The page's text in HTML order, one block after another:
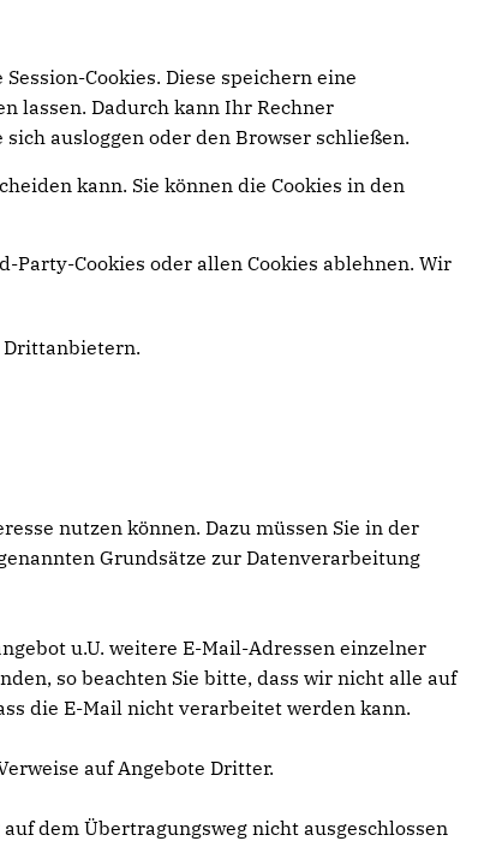
Cookies. Diese speichern eine
lassen. Dadurch kann Ihr Rechner
ausloggen oder den Browser schließen.
kann. Sie können die Cookies in den
Cookies oder allen Cookies ablehnen. Wir
Drittanbietern.
nutzen können. Dazu müssen Sie in der
Grundsätze zur Datenverarbeitung
u.U. weitere E-Mail-Adressen einzelner
so beachten Sie bitte, dass wir nicht alle auf
die E-Mail nicht verarbeitet werden kann.
auf Angebote Dritter.
dem Übertragungsweg nicht ausgeschlossen